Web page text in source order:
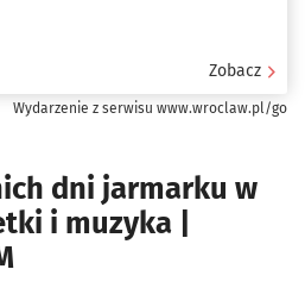
Zobacz
Wydarzenie z serwisu www.wroclaw.pl/go
dni jarmarku w
i muzyka |